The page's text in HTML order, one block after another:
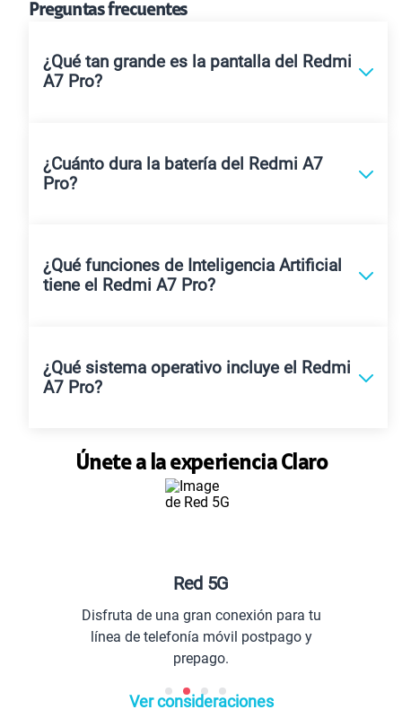
Preguntas frecuentes
¿Qué tan grande es la pantalla del Redmi
A7 Pro?
¿Cuánto dura la batería del Redmi A7
Pro?
¿Qué funciones de Inteligencia Artificial
tiene el Redmi A7 Pro?
¿Qué sistema operativo incluye el Redmi
A7 Pro?
Únete a la experiencia Claro
gran conexión para tu
móvil postpago y
Comunícate
Ver consideraciones